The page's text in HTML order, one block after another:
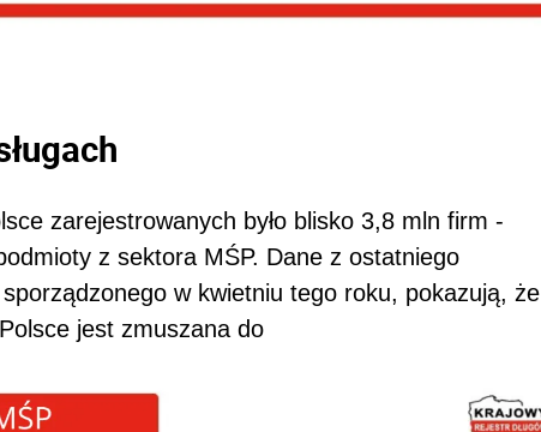
zarejestrowanych było blisko 3,8 mln firm -
z sektora MŚP. Dane z ostatniego
w kwietniu tego roku, pokazują, że
jest zmuszana do